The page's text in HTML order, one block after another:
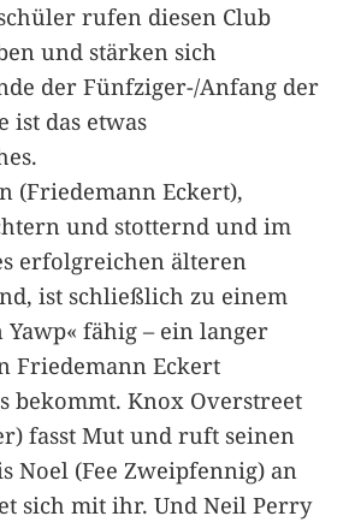
rufen diesen Club
und stärken sich
der Fünfziger-/Anfang der
ist das etwas
(Friedemann Eckert),
und stotternd und im
erfolgreichen älteren
ist schließlich zu einem
Yawp« fähig – ein langer
Friedemann Eckert
bekommt. Knox Overstreet
fasst Mut und ruft seinen
Noel (Fee Zweipfennig) an
sich mit ihr. Und Neil Perry